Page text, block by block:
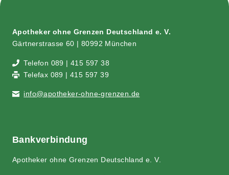
Apo­the­ker ohne Gren­zen Deutsch­land e. V.
Gärt­ner­stras­se 60 | 80992 München
Tele­fon 089 | 415 597 38
Tele­fax 089 | 415 597 39
info@​apotheker-​ohne-​grenzen.​de
Bank­ver­bin­dung
Apo­the­ker ohne Gren­zen Deutsch­land e. V.